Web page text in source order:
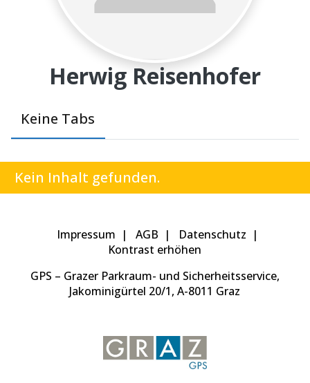
Herwig Reisenhofer
Keine Tabs
Kein Inhalt gefunden.
Impressum AGB
Datenschutz
Kontrast erhöhen
GPS – Grazer Parkraum- und Sicherheitsservice,
Jakominigürtel 20/1, A-8011 Graz